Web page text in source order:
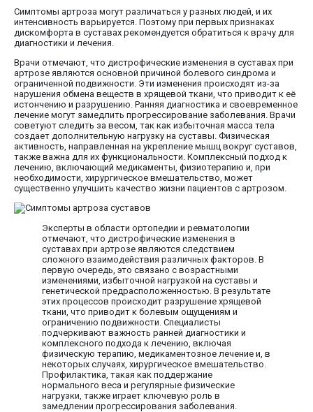
Симптомы артроза могут различаться у разных людей, и их
интенсивность варьируется. Поэтому при первых признаках
дискомфорта в суставах рекомендуется обратиться к врачу для
диагностики и лечения.
Врачи отмечают, что дистрофические изменения в суставах при
артрозе являются основной причиной болевого синдрома и
ограниченной подвижности. Эти изменения происходят из-за
нарушения обмена веществ в хрящевой ткани, что приводит к её
истончению и разрушению. Ранняя диагностика и своевременное
лечение могут замедлить прогрессирование заболевания. Врачи
советуют следить за весом, так как избыточная масса тела
создает дополнительную нагрузку на суставы. Физическая
активность, направленная на укрепление мышц вокруг суставов,
также важна для их функциональности. Комплексный подход к
лечению, включающий медикаменты, физиотерапию и, при
необходимости, хирургическое вмешательство, может
существенно улучшить качество жизни пациентов с артрозом.
Эксперты в области ортопедии и ревматологии
отмечают, что дистрофические изменения в
суставах при артрозе являются следствием
сложного взаимодействия различных факторов. В
первую очередь, это связано с возрастными
изменениями, избыточной нагрузкой на суставы и
генетической предрасположенностью. В результате
этих процессов происходит разрушение хрящевой
ткани, что приводит к болевым ощущениям и
ограничению подвижности. Специалисты
подчеркивают важность ранней диагностики и
комплексного подхода к лечению, включая
физическую терапию, медикаментозное лечение и, в
некоторых случаях, хирургическое вмешательство.
Профилактика, такая как поддержание
нормального веса и регулярные физические
нагрузки, также играет ключевую роль в
замедлении прогрессирования заболевания.